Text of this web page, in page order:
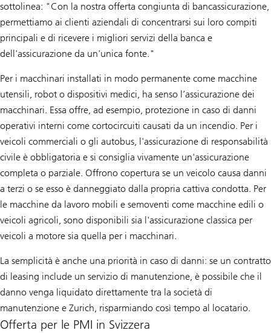
sottolinea: "Con la nostra offerta congiunta di bancassicurazione,
permettiamo ai clienti aziendali di concentrarsi sui loro compiti
principali e di ricevere i migliori servizi della banca e
dell'assicurazione da un'unica fonte."
Per i macchinari installati in modo permanente come macchine
utensili, robot o dispositivi medici, ha senso l’assicurazione dei
macchinari. Essa offre, ad esempio, protezione in caso di danni
operativi interni come cortocircuiti causati da un incendio. Per i
veicoli commerciali o gli autobus, l'assicurazione di responsabilità
civile è obbligatoria e si consiglia vivamente un'assicurazione
completa o parziale. Offrono copertura se un veicolo causa danni
a terzi o se esso è danneggiato dalla propria cattiva condotta. Per
le macchine da lavoro mobili e semoventi come macchine edili o
veicoli agricoli, sono disponibili sia l'assicurazione classica per
veicoli a motore sia quella per i macchinari.
La semplicità è anche una priorità in caso di danni: se un contratto
di leasing include un servizio di manutenzione, è possibile che il
danno venga liquidato direttamente tra la società di
manutenzione e Zurich, risparmiando così tempo al locatario.
Offerta per le PMI in Svizzera